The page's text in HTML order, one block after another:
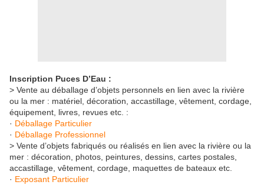
Inscription Puces D’Eau :
> Vente au déballage d’objets personnels en lien avec la rivière
ou la mer : matériel, décoration, accastillage, vêtement, cordage,
équipement, livres, revues etc. :
· Déballage Particulier
· Déballage Professionnel
> Vente d’objets fabriqués ou réalisés en lien avec la rivière ou la
mer : décoration, photos, peintures, dessins, cartes postales,
accastillage, vêtement, cordage, maquettes de bateaux etc.
· Exposant Particulier